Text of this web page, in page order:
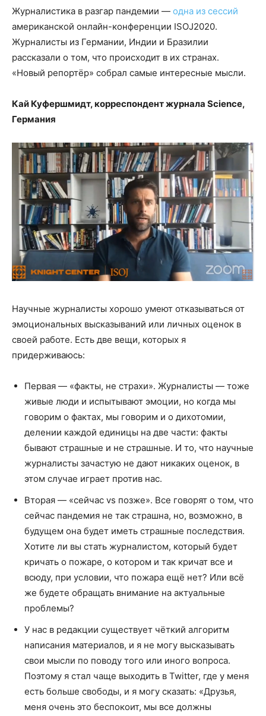
Журналистика в разгар пандемии — одна из сессий
американской онлайн-конференции ISOJ2020.
Журналисты из Германии, Индии и Бразилии
рассказали о том, что происходит в их странах.
«Новый репортёр» собрал самые интересные мысли.
Кай Куфершмидт, корреспондент журнала Science,
Германия
Научные журналисты хорошо умеют отказываться от
эмоциональных высказываний или личных оценок в
своей работе. Есть две вещи, которых я
придерживаюсь:
Первая — «факты, не страхи». Журналисты — тоже
живые люди и испытывают эмоции, но когда мы
говорим о фактах, мы говорим и о дихотомии,
делении каждой единицы на две части: факты
бывают страшные и не страшные. И то, что научные
журналисты зачастую не дают никаких оценок, в
этом случае играет против нас.
Вторая — «сейчас vs позже». Все говорят о том, что
сейчас пандемия не так страшна, но, возможно, в
будущем она будет иметь страшные последствия.
Хотите ли вы стать журналистом, который будет
кричать о пожаре, о котором и так кричат все и
всюду, при условии, что пожара ещё нет? Или всё
же будете обращать внимание на актуальные
проблемы?
У нас в редакции существует чёткий алгоритм
написания материалов, и я не могу высказывать
свои мысли по поводу того или иного вопроса.
Поэтому я стал чаще выходить в Twitter, где у меня
есть больше свободы, и я могу сказать: «Друзья,
меня очень это беспокоит, мы все должны